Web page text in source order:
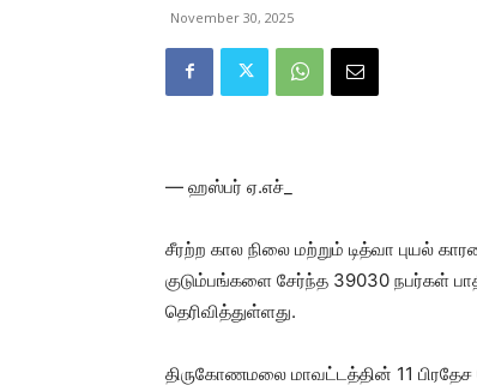
November 30, 2025
— ஹஸ்பர் ஏ.எச்_
சீரற்ற கால நிலை மற்றும் டித்வா புயல்
குடும்பங்களை சேர்ந்த 39030 நபர்கள்
தெரிவித்துள்ளது.
திருகோணமலை மாவட்டத்தின் 11 பிரதேச